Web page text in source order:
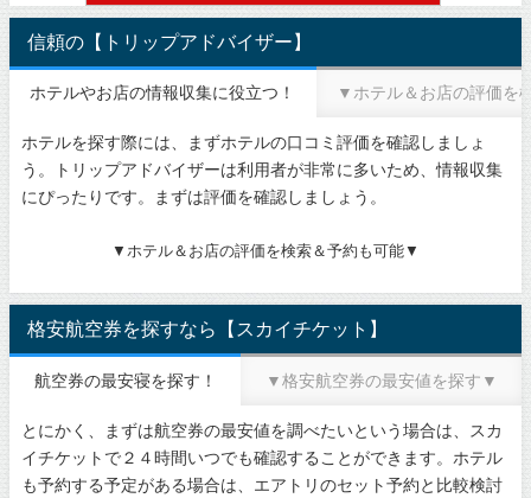
信頼の【トリップアドバイザー】
ホテルやお店の情報収集に役立つ！ ▼ホテル＆お店の評価を
ホテルを探す際には、まずホテルの口コミ評価を確認しましょ
う。トリップアドバイザーは利用者が非常に多いため、情報収集
にぴったりです。まずは評価を確認しましょう。
▼ホテル＆お店の評価を検索＆予約も可能▼
格安航空券を探すなら【スカイチケット】
航空券の最安寝を探す！ ▼格安航空券の最安値を探す▼
とにかく、まずは航空券の最安値を調べたいという場合は、スカ
イチケットで２４時間いつでも確認することができます。ホテル
も予約する予定がある場合は、エアトリのセット予約と比較検討